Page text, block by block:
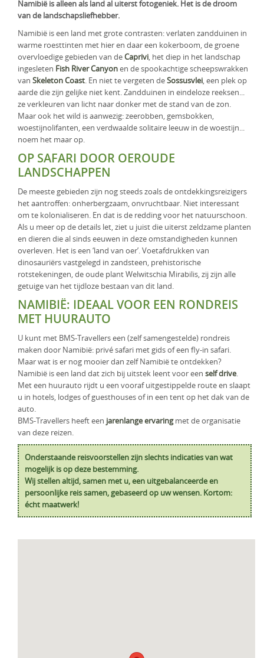
Groepsreis
Uganda
Zambia
Zimbabwe
Zuid-Afrika
KLM Preferred Partner
Namibië is alleen als land al uiterst fotogeniek. Het is de droom
van de landschapsliefhebber.
Namibië is een land met grote contrasten: verlaten zandduinen in
warme roesttinten met hier en daar een kokerboom, de groene
overvloedige gebieden van deCaprivi, het diep in het landschap
ingesleten Fish River Canyonen de spookachtige scheepswrakken
van Skeleton Coast. En niet te vergeten deSossusvlei, een plek op
aarde die zijn gelijke niet kent. Zandduinen in eindeloze reeksen...
ze verkleuren van licht naar donker met de stand van de zon.
Maar ook het wild is aanwezig: zeerobben, gemsbokken,
woestijnolifanten, een verdwaalde solitaire leeuw in de woestijn...
noem het maar op.
OP SAFARI DOOR OEROUDE
LANDSCHAPPEN
De meeste gebieden zijn nog steeds zoals de ontdekkingsreizigers
het aantroffen: onherbergzaam, onvruchtbaar. Niet interessant
om te kolonialiseren. En dat is de redding voor het natuurschoon.
Als u meer op de details let, ziet u juist die uiterst zeldzame planten
en dieren die al sinds eeuwen in deze omstandigheden kunnen
overleven. Het is een ‘land van oer’. Voetafdrukken van
dinosauriërs vastgelegd in zandsteen, prehistorische
rotstekeningen, de oude plant Welwitschia Mirabilis, zij zijn alle
getuige van het tijdloze bestaan van dit land.
NAMIBIË: IDEAAL VOOR EEN RONDREIS
MET HUURAUTO
U kunt met BMS-Travellers een (zelf samengestelde) rondreis
maken door Namibië: privé safari met gids of een fly-in safari.
Maar wat is er nog mooier dan zelf Namibië te ontdekken?
Namibië is een land dat zich bij uitstek leent voor een self drive.
Met een huurauto rijdt u een vooraf uitgestippelde route en slaapt
u in hotels, lodges of guesthouses of in een tent op het dak van de
auto.
BMS-Travellers heeft een jarenlange ervaringmet de organisatie
van deze reizen.
Onderstaande reisvoorstellen zijn slechts indicaties van wat
mogelijk is op deze bestemming.
Wij stellen altijd, samen met u, een uitgebalanceerde en
persoonlijke reis samen, gebaseerd op uw wensen. Kortom:
écht maatwerk!